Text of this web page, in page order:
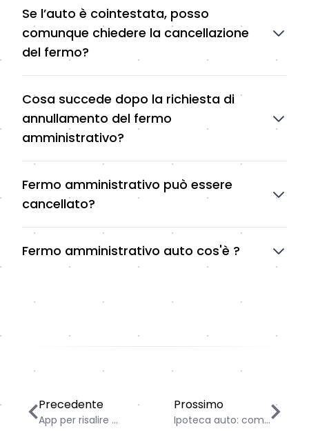
Se l’auto è cointestata, posso
comunque chiedere la cancellazione
del fermo?
Cosa succede dopo la richiesta di
annullamento del fermo
amministrativo?
Fermo amministrativo può essere
cancellato?
Fermo amministrativo auto cos'è ?
App per risalire al proprietario auto: Scopri Targa360
Precedente
App per risalire ...
Ipoteca auto: come
Prossimo
Ipoteca auto: com...